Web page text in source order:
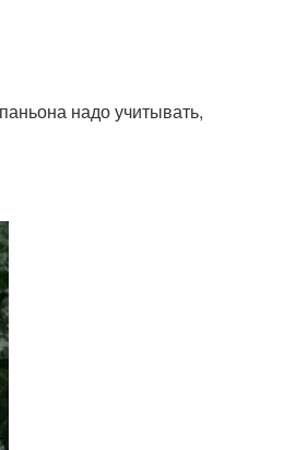
надо учитывать,